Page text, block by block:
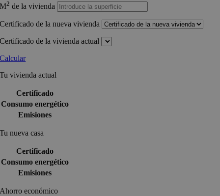
M2 de la vivienda
Certificado de la nueva vivienda
Certificado de la vivienda actual
Calcular
Tu vivienda actual
Certificado
Consumo energético
Emisiones
Tu nueva casa
Certificado
Consumo energético
Emisiones
Ahorro económico